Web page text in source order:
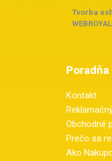
Tvorba
Kontakt
Obchodné
Prečo sa
Ako